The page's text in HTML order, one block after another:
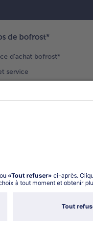
de bofrost*
d'achat bofrost*
service
clients